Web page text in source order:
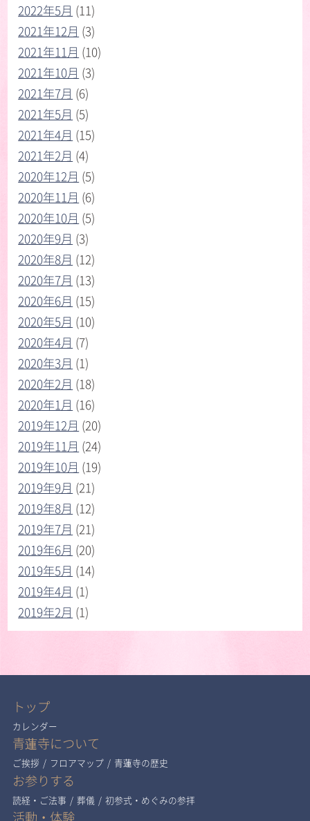
2022年5月 (11)
2021年12月 (3)
2021年11月 (10)
2021年10月 (3)
2021年7月 (6)
2021年5月 (5)
2021年4月 (15)
2021年2月 (4)
2020年12月 (5)
2020年11月 (6)
2020年10月 (5)
2020年9月 (3)
2020年8月 (12)
2020年7月 (13)
2020年6月 (15)
2020年5月 (10)
2020年4月 (7)
2020年3月 (1)
2020年2月 (18)
2020年1月 (16)
2019年12月 (20)
2019年11月 (24)
2019年10月 (19)
2019年9月 (21)
2019年8月 (12)
2019年7月 (21)
2019年6月 (20)
2019年5月 (14)
2019年4月 (1)
2019年2月 (1)
トップ
カレンダー
青蓮寺について
ご挨拶 / フロアマップ / 青蓮寺の歴史
お参りする
読経・ご法事 / 葬儀 / 初参式・めぐみの参拝
活動・体験